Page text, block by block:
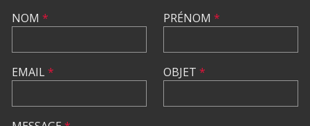
NOM *
EMAIL*
PRÉNOM *
OBJET *